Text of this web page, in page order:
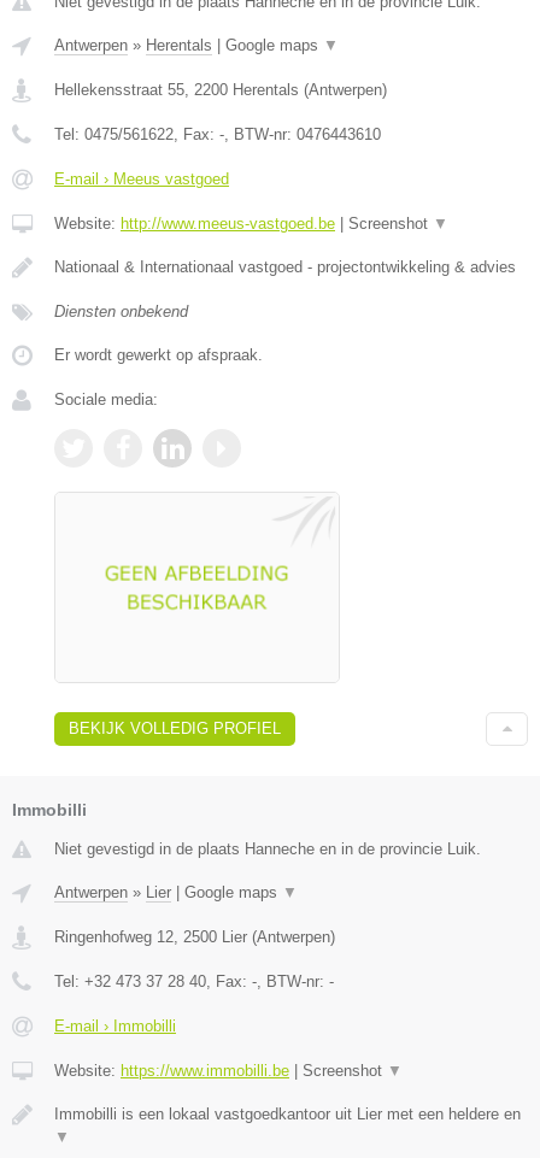
Antwerpen » Herentals Google maps ▼
Hellekensstraat 55, 2200 Herentals (Antwerpen)
Tel: 0475/561622, Fax: -, BTW-nr: 0476443610
E-mail › Meeus vastgoed
Website: http://www.meeus-vastgoed.be Screenshot ▼
Nationaal & Internationaal vastgoed - projectontwikkeling & advies
Diensten onbekend
Er wordt gewerkt op afspraak.
Sociale media:
BEKIJK VOLLEDIG PROFIEL
Immobilli
Niet gevestigd in de plaats Hanneche en in de provincie Luik.
Antwerpen » Lier Google maps ▼
Ringenhofweg 12, 2500 Lier (Antwerpen)
Tel: +32 473 37 28 40, Fax: -, BTW-nr: -
E-mail › Immobilli
Website: https://www.immobilli.be Screenshot ▼
Immobilli is een lokaal vastgoedkantoor uit Lier met een heldere en
▼